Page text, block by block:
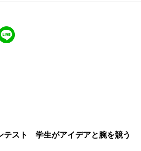
テスト 学生がアイデアと腕を競う